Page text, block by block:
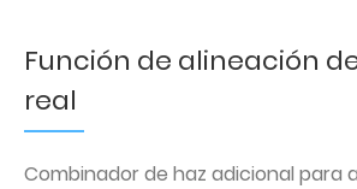
Función de alineación
real
Combinador de haz adicional para